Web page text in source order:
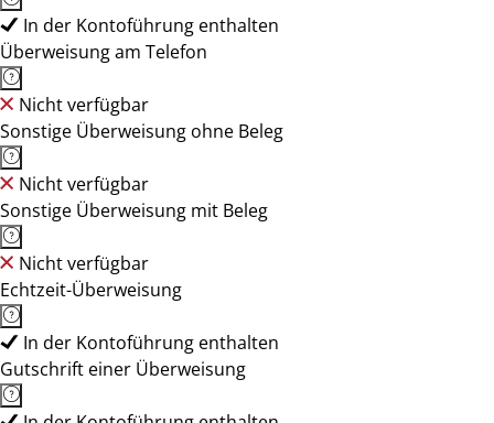
In der Kontoführung enthalten
Überweisung am Telefon
Nicht verfügbar
Sonstige Überweisung ohne Beleg
Nicht verfügbar
Sonstige Überweisung mit Beleg
Nicht verfügbar
Echtzeit-Überweisung
In der Kontoführung enthalten
Gutschrift einer Überweisung